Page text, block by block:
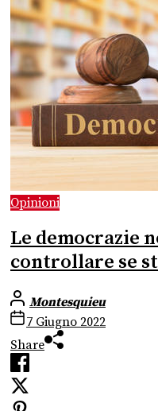
Opinioni
Le democrazie
controllare se
Montesquieu
7 Giugno 2022
Share